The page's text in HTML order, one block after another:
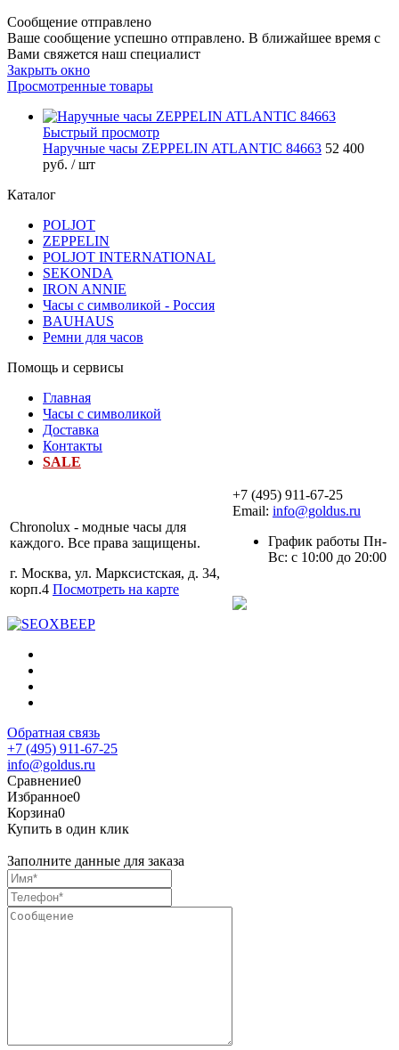
Сообщение отправлено
Ваше сообщение успешно отправлено. В ближайшее время с
Вами свяжется наш специалист
Закрыть окно
Просмотренные товары
Быстрый просмотр
Наручные часы ZEPPELIN ATLANTIC 84663 52 400
руб. / шт
Каталог
POLJOT
ZEPPELIN
POLJOT INTERNATIONAL
SEKONDA
IRON ANNIE
Часы с символикой - Россия
BAUHAUS
Ремни для часов
Помощь и сервисы
Главная
Часы с символикой
Доставка
Контакты
SALE
Chronolux - модные часы для
каждого. Все права защищены.
г. Москва, ул. Марксистская, д. 34,
корп.4 Посмотреть на карте
+7 (495) 911-67-25
Email: info@goldus.ru
График работы Пн-
Вс: с 10:00 до 20:00
Обратная связь
+7 (495) 911-67-25
info@goldus.ru
Сравнение0
Избранное0
Корзина0
Купить в один клик
Заполните данные для заказа